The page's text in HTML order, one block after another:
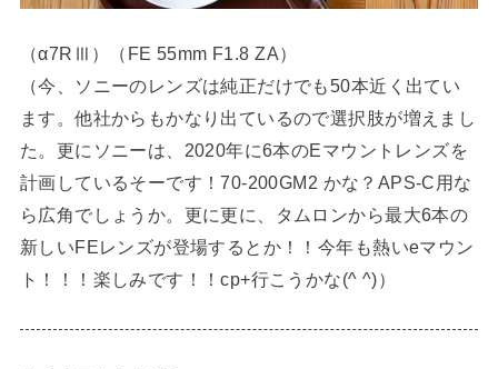
（α7RⅢ）（FE 55mm F1.8 ZA）
（今、ソニーのレンズは純正だけでも50本近く出てい
ます。他社からもかなり出ているので選択肢が増えまし
た。更にソニーは、2020年に6本のEマウントレンズを
計画しているそーです！70-200GM2 かな？APS-C用な
ら広角でしょうか。更に更に、タムロンから最大6本の
新しいFEレンズが登場するとか！！今年も熱いeマウン
ト！！！楽しみです！！cp+行こうかな(^ ^)）